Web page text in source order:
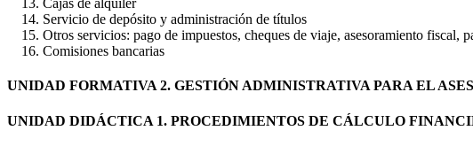
Cajas de alquiler
Servicio de depósito y administración de títulos
Otros servicios: pago de impuestos, cheques de viaje, asesoramiento fiscal,
Comisiones bancarias
UNIDAD FORMATIVA 2. GESTIÓN ADMINISTRATIVA PARA EL
UNIDAD DIDÁCTICA 1. PROCEDIMIENTOS DE CÁLCULO